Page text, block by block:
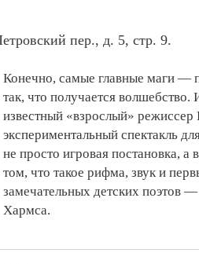
пер., д. 5, стр. 9.
Конечно, самые главные маги —
так, что получается волшебство.
известный «взрослый»
экспериментальный спектакль
не просто игровая постановка, а
том, что такое рифма, звук и
замечательных детских поэтов
Хармса.